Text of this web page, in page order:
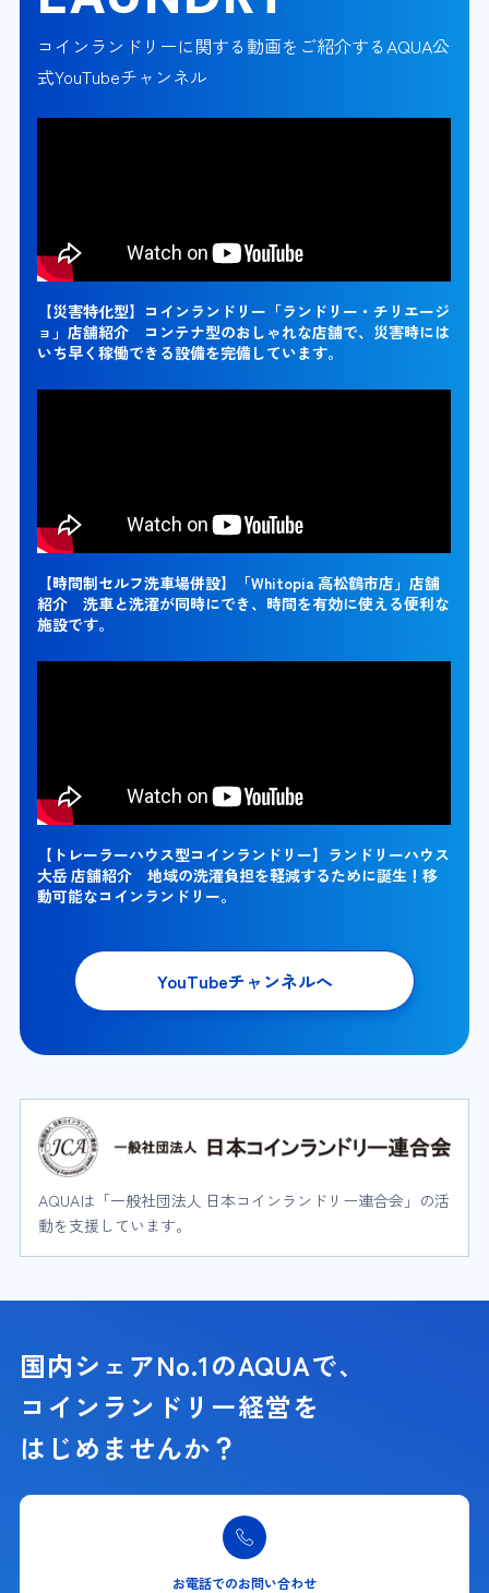
コインランドリーに関する動画をご紹介するAQUA公
式YouTubeチャンネル
【災害特化型】コインランドリー「ランドリー・チリエージ
ョ」店舗紹介 コンテナ型のおしゃれな店舗で、災害時には
いち早く稼働できる設備を完備しています。
【時間制セルフ洗車場併設】「Whitopia 高松鶴市店」店舗
紹介 洗車と洗濯が同時にでき、時間を有効に使える便利な
施設です。
【トレーラーハウス型コインランドリー】ランドリーハウス
大岳 店舗紹介 地域の洗濯負担を軽減するために誕生！移
動可能なコインランドリー。
YouTubeチャンネルへ
AQUAは「一般社団法人 日本コインランドリー連合会」の活
動を支援しています。
国内シェアNo.1のAQUAで、
コインランドリー経営を
はじめませんか？
お電話でのお問い合わせ